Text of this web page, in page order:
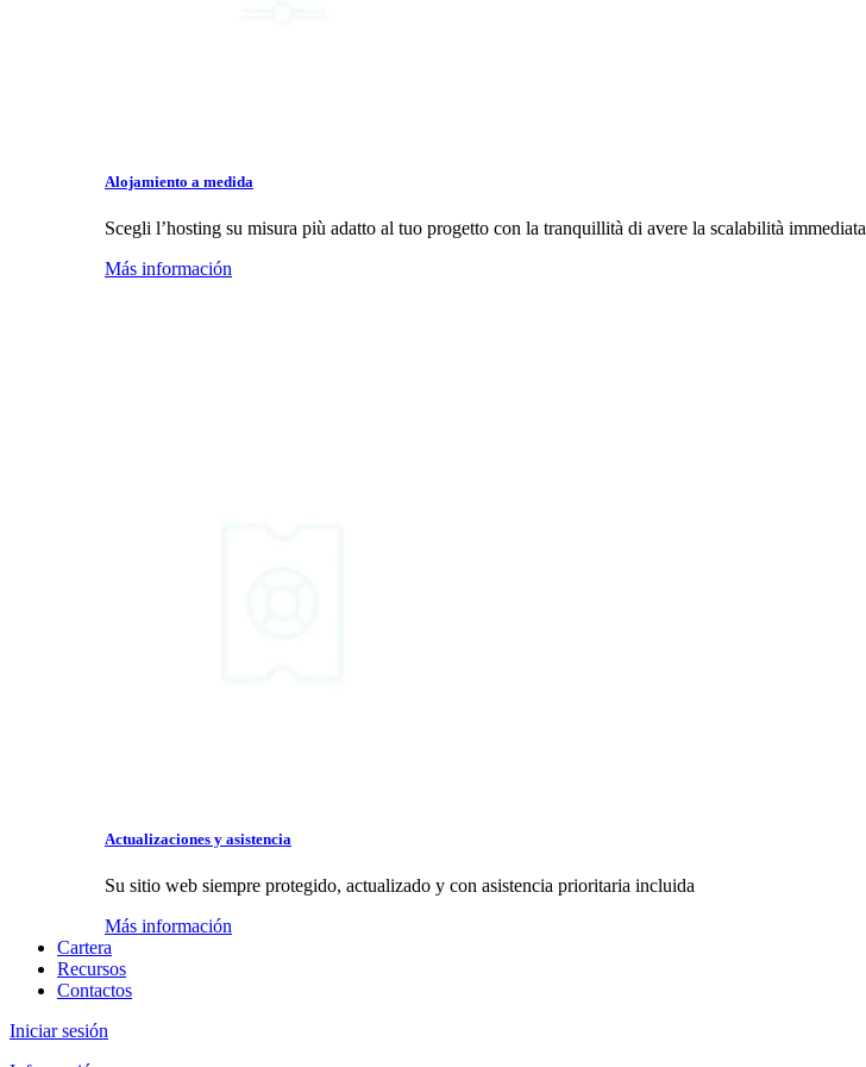
Alojamiento a medida
Scegli l’hosting su misura più adatto al tuo progetto con la tranquillità di avere la scalabilità immediata
Más información
Actualizaciones y asistencia
Su sitio web siempre protegido, actualizado y con asistencia prioritaria incluida
Más información
Cartera
Recursos
Contactos
Iniciar sesión